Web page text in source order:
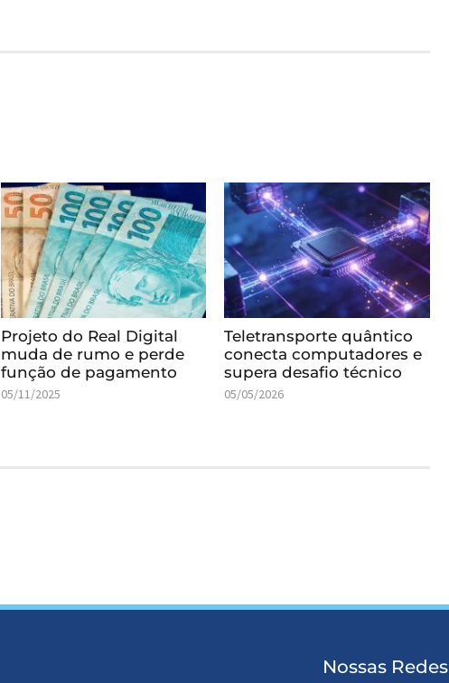
Projeto do Real Digital
muda de rumo e perde
função de pagamento
05/11/2025
Teletransporte quântico
conecta computadores e
supera desafio técnico
05/05/2026
Nossas Redes